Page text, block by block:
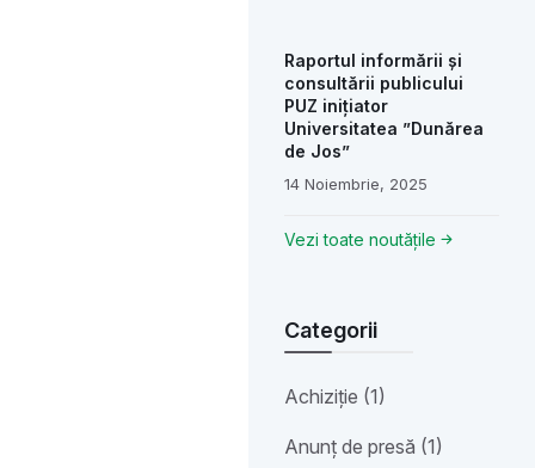
Raportul informării și
consultării publicului
PUZ inițiator
Universitatea ”Dunărea
de Jos”
14 Noiembrie, 2025
Vezi toate noutățile
Categorii
Achiziție (1)
Anunț de presă (1)